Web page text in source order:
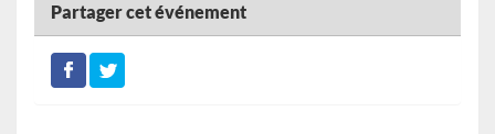
Partager cet événement